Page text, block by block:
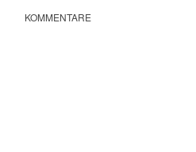
KOMMENTARE